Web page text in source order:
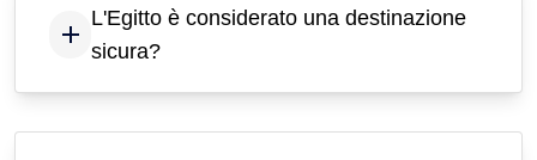
L'Egitto è considerato una destinazione
sicura?